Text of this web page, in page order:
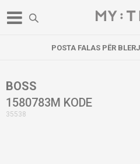
POSTA FALAS PËR
BOSS
1580783M KODE
35538